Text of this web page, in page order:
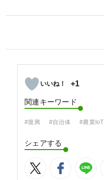
+1
関連キーワード
#復興 #自治体 #農業IoT
シェアする